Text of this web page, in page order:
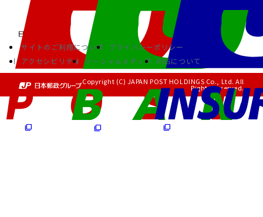
サイトのご利用について
プライバシーポリシー
アクセシビリティ
ソーシャルメディア RSSについて
Copyright (C) JAPAN POST HOLDINGS Co., Ltd. All
Rights Reserved.